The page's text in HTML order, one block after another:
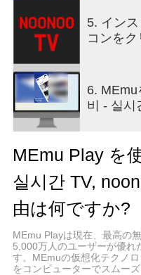
5. イン
コンをク
6. MEmu
비 - 실시
MEmu Play を
실시간 TV,
由は何ですか?
MEmu Playは現在、最高の
5,000万人のユーザーが優れ
す。MEmuの仮想化テクノ
をコンピューターでスムーズ